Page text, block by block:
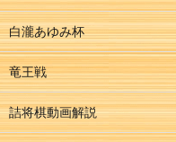
白瀧あゆみ杯
竜王戦
詰将棋動画解説